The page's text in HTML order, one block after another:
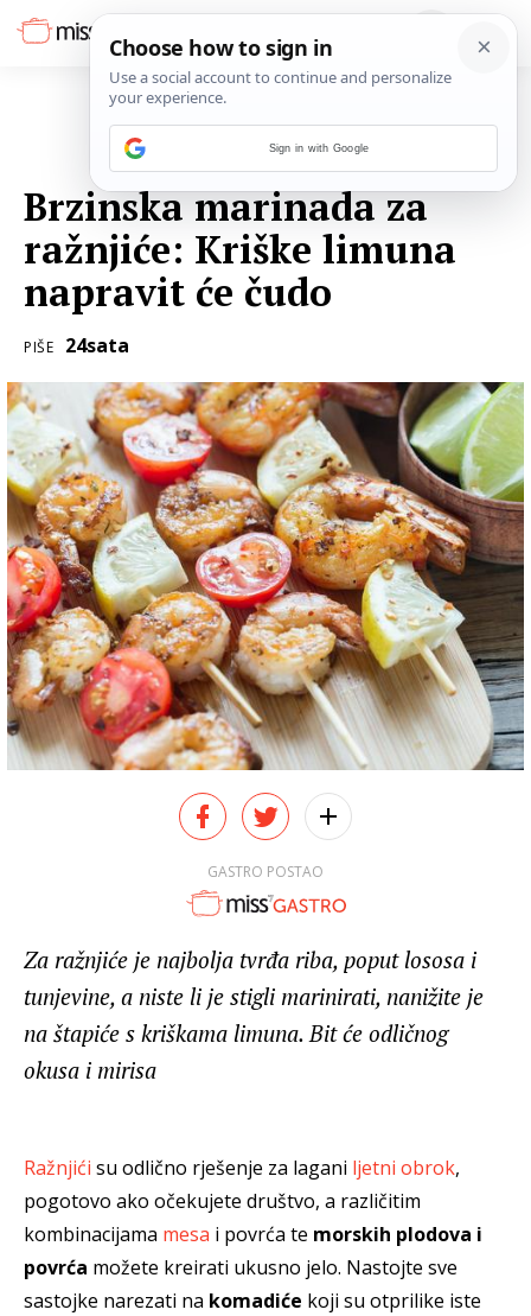
Brzinska marinada za
ražnjiće: Kriške limuna
napravit će čudo
PIŠE 24sata
GASTRO POSTAO
Za ražnjiće je najbolja tvrđa riba, poput lososa i
tunjevine, a niste li je stigli marinirati, nanižite je
na štapiće s kriškama limuna. Bit će odličnog
okusa i mirisa
Ražnjići su odlično rješenje za lagani ljetni obrok,
pogotovo ako očekujete društvo, a različitim
kombinacijama mesa i povrća te morskih plodova i
povrća možete kreirati ukusno jelo. Nastojte sve
sastojke narezati na komadiće koji su otprilike iste
Sign in with Google